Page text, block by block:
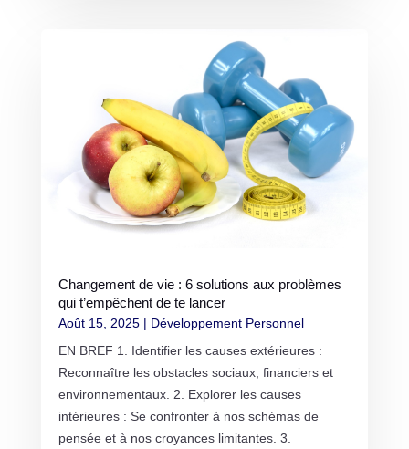
Changement de vie : 6 solutions aux problèmes
qui t’empêchent de te lancer
Août 15, 2025| Développement Personnel
EN BREF 1. Identifier les causes extérieures :
Reconnaître les obstacles sociaux, financiers et
environnementaux. 2. Explorer les causes
intérieures : Se confronter à nos schémas de
pensée et à nos croyances limitantes. 3.